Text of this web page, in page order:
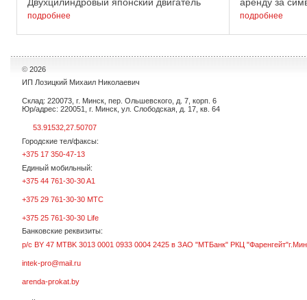
Двухцилиндровый японский двигатель
позволяет преодолевать силовые
подробнее
аренду за
Технические
подробнее
© 2026
ИП Лозицкий Михаил Николаевич
Склад: 220073, г. Минск, пер. Ольшевского, д. 7, корп. 6
Юр/адрес: 220051, г. Минск, ул. Слободская, д. 17, кв. 64
53.91532,27.50707
Городские тел/факсы:
+375 17 350-47-13
Единый мобильный:
+375 44 761-30-30 A1
+375 29 761-30-30 МТС
+375 25 761-30-30 Life
Банковские реквизиты:
р/с BY 47 MTBK 3013 0001 0933 0004 2425 в ЗАО "МТБанк" РКЦ
intek-pro@mail.ru
arenda-prokat.by